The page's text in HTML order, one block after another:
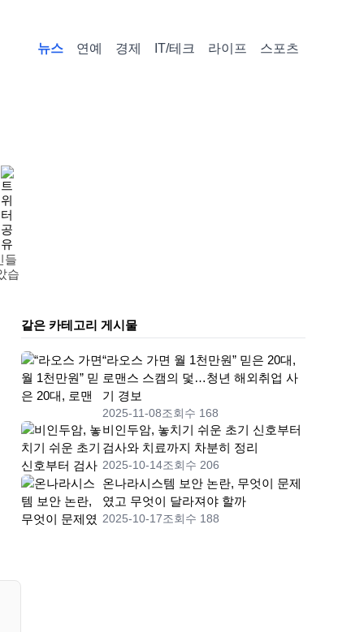
뉴스 연예 경제 IT/테크 라이프 스포츠
들
습
같은 카테고리 게시물
“라오스 가면 월 1천만원” 믿은 20대,
로맨스 스캠의 덫…청년 해외취업 사
기 경보
2025-11-08조회수 168
비인두암, 놓치기 쉬운 초기 신호부터
검사와 치료까지 차분히 정리
2025-10-14조회수 206
온나라시스템 보안 논란, 무엇이 문제
였고 무엇이 달라져야 할까
2025-10-17조회수 188